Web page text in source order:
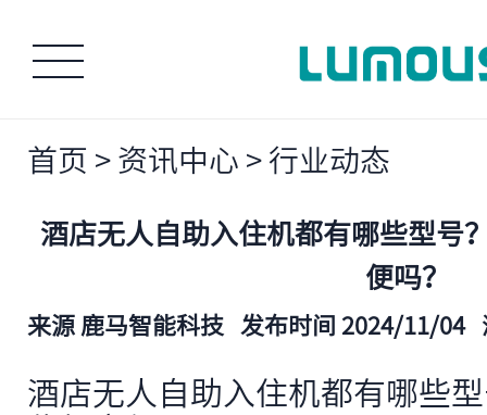
首页 > 资讯中心 > 行业动态
酒店无人自助入住机都有哪些型号
便吗？
来源 鹿马智能科技 发布时间 2024/11/04
酒店无人自助入住机都有哪些